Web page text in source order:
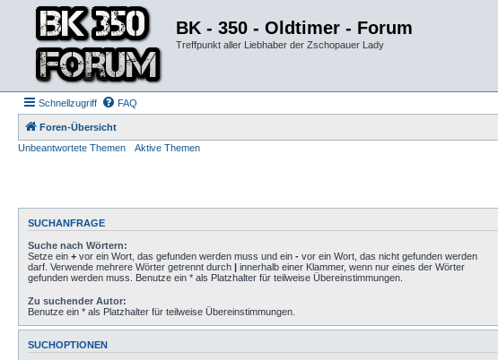
BK - 350 - Oldtimer - Forum
Treffpunkt aller Liebhaber der Zschopauer Lady
Schnellzugriff FAQ
Foren-Übersicht
Unbeantwortete Themen
Aktive Themen
SUCHANFRAGE
Suche nach Wörtern:
Setze ein + vor ein Wort, das gefunden werden muss und ein - vor ein Wort, das nicht gefunden werden
darf. Verwende mehrere Wörter getrennt durch | innerhalb einer Klammer, wenn nur eines der Wörter
gefunden werden muss. Benutze ein * als Platzhalter für teilweise Übereinstimmungen.
Zu suchender Autor:
Benutze ein * als Platzhalter für teilweise Übereinstimmungen.
SUCHOPTIONEN